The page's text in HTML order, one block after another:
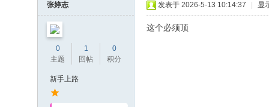
张婷志
0
主题
1
回帖
0
积分
新手上路
发表于 2026-5-13 10:14:37 显
这个必须顶